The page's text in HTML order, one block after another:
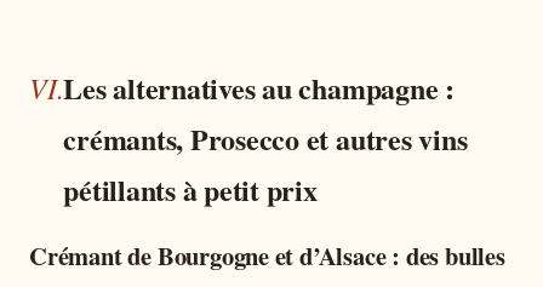
Les alternatives au champagne :
crémants, Prosecco et autres vins
pétillants à petit prix
Crémant de Bourgogne et d’Alsace : des bulles